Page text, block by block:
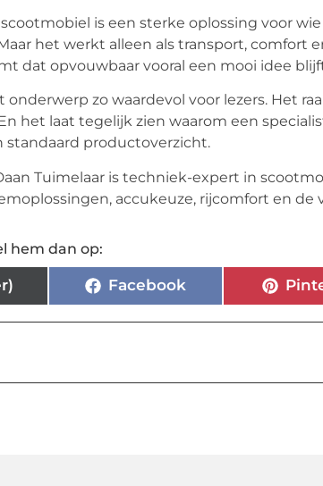
is een sterke oplossing voor
het werkt alleen als transport, comfort
dat opvouwbaar vooral een mooi idee
onderwerp zo waardevol voor lezers. Het
het laat tegelijk zien waarom een
standaard productoverzicht.
Tuimelaar is techniek-expert in
accukeuze, rijcomfort en
hem dan op:
Facebook